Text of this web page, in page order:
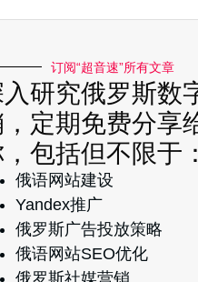
订阅“超音速”所有文章
研究俄罗斯数
定期免费分享
包括但不限于：
俄语网站建设
Yandex推广
俄罗斯广告投放策略
俄语网站SEO优化
俄罗斯社媒营销